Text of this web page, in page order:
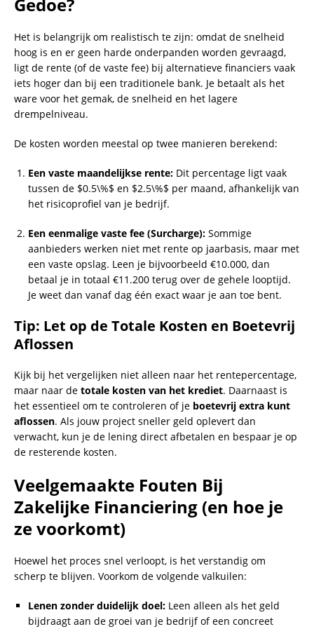
Gedoe?
Het is belangrijk om realistisch te zijn: omdat de snelheid
hoog is en er geen harde onderpanden worden gevraagd,
ligt de rente (of de vaste fee) bij alternatieve financiers vaak
iets hoger dan bij een traditionele bank. Je betaalt als het
ware voor het gemak, de snelheid en het lagere
drempelniveau.
De kosten worden meestal op twee manieren berekend:
Een vaste maandelijkse rente: Dit percentage ligt vaak
tussen de $0.5\%$ en $2.5\%$ per maand, afhankelijk van
het risicoprofiel van je bedrijf.
Een eenmalige vaste fee (Surcharge): Sommige
aanbieders werken niet met rente op jaarbasis, maar met
een vaste opslag. Leen je bijvoorbeeld €10.000, dan
betaal je in totaal €11.200 terug over de gehele looptijd.
Je weet dan vanaf dag één exact waar je aan toe bent.
Tip: Let op de Totale Kosten en Boetevrij
Aflossen
Kijk bij het vergelijken niet alleen naar het rentepercentage,
maar naar de totale kosten van het krediet. Daarnaast is
het essentieel om te controleren of je boetevrij extra kunt
aflossen. Als jouw project sneller geld oplevert dan
verwacht, kun je de lening direct afbetalen en bespaar je op
de resterende kosten.
Veelgemaakte Fouten Bij
Zakelijke Financiering (en hoe je
ze voorkomt)
Hoewel het proces snel verloopt, is het verstandig om
scherp te blijven. Voorkom de volgende valkuilen:
Lenen zonder duidelijk doel: Leen alleen als het geld
bijdraagt aan de groei van je bedrijf of een concreet